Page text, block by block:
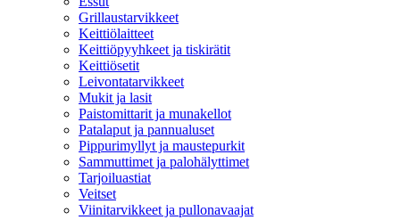
Grillaustarvikkeet
Keittiölaitteet
Keittiöpyyhkeet ja tiskirätit
Keittiösetit
Leivontatarvikkeet
Mukit ja lasit
Paistomittarit ja munakellot
Patalaput ja pannualuset
Pippurimyllyt ja maustepurkit
Sammuttimet ja palohälyttimet
Tarjoiluastiat
Veitset
Viinitarvikkeet ja pullonavaajat